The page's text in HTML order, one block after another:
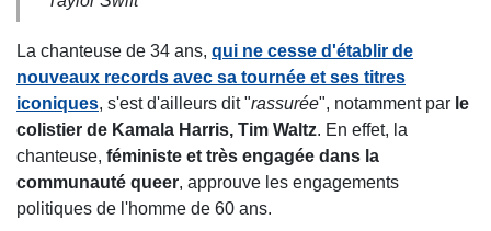
La chanteuse de 34 ans, qui ne cesse d'établir de
nouveaux records avec sa tournée et ses titres
iconiques, s'est d'ailleurs dit "rassurée", notamment par le
colistier de Kamala Harris, Tim Waltz. En effet, la
chanteuse, féministe et très engagée dans la
communauté queer, approuve les engagements
politiques de l'homme de 60 ans.